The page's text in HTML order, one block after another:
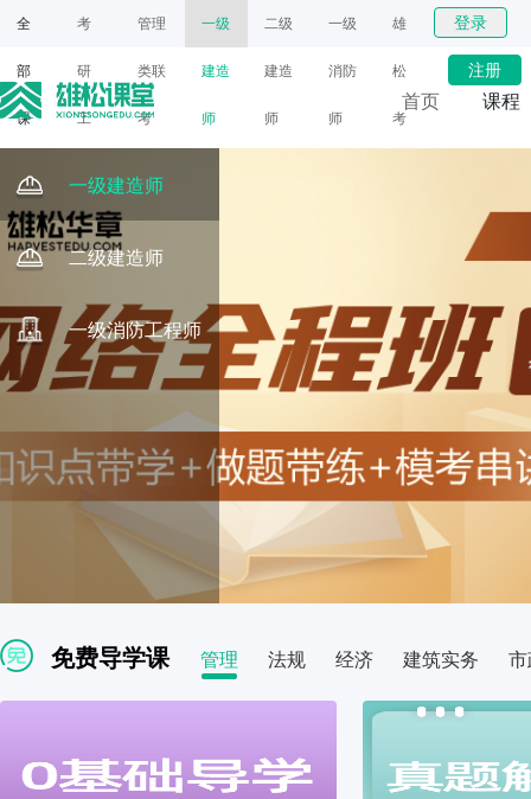
全
部
课
考
研
工
管理
类联
考
一级
建造
师
二级
建造
师
一级
消防
师
雄
松
考
登录
注册
首页 课程
面授
一级建造师
二级建造师
一级消防工程师
免费导学课 管理 法规 经济 建筑实务